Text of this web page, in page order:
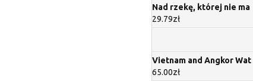
Nad rzekę, której nie ma
29.79zł
Vietnam and Angkor Wat
65.00zł